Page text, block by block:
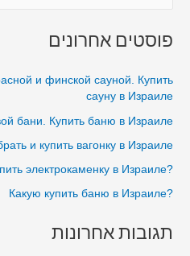
יבשה
סאונה
בפתח
תקווה
בבית
r
:
פוסטים אחרונים
и финской сауной. Купить
сауну в Израиле
бани. Купить баню в Израиле
и купить вагонку в Израиле
?Как правильно купить электрокаменку в Израиле
?Какую купить баню в Израиле
תגובות אחרונות